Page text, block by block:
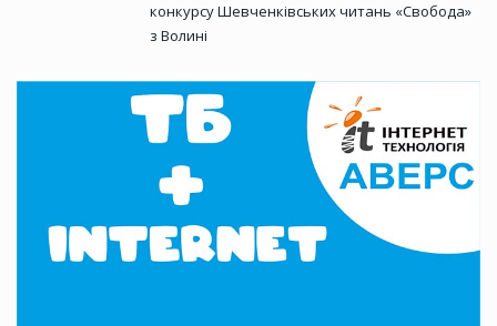
конкурсу Шевченківських читань «Свобода»
з Волині